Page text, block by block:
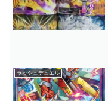
ラッシュデュエル